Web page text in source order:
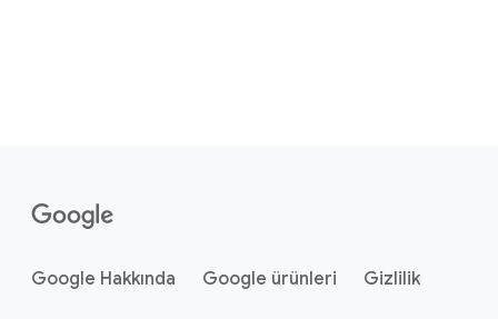
Google Hakkında Google ürünleri Gizlilik